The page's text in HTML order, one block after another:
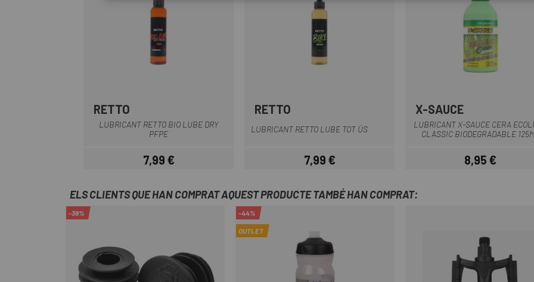
RETTO
LUBRICANT RETTO BIO LUBE DRY
PFPE
Preu
7,99 €
RETTO
LUBRICANT RETTO LUBE TOT ÚS
Preu
7,99 €
X-SAUCE
LUBRICANT X-SAUCE CERA
CLASSIC BIODEGRADABLE
Preu
8,95 €
ELS CLIENTS QUE HAN COMPRAT AQUEST PRODUCTE TAMBÉ HAN COMPRAT:
-38% -44%
OUTLET